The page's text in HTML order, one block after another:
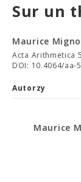
Sur un
Maurice
Acta Arithmetica
DOI: 10.4064/aa-
Autorzy
Maurice